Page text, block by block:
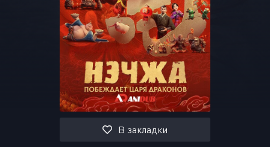
ВОЙТИ НА САЙТ
Регистрация Восстановить пароль
Или войти через
В закладки